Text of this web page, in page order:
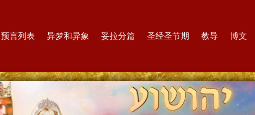
预言列表 异梦和异象 妥拉分篇 圣经圣节期 教导 博文